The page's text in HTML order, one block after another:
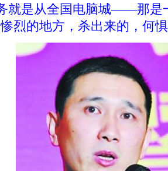
就是从全国电脑城——那是
惨烈的地方，杀出来的，何